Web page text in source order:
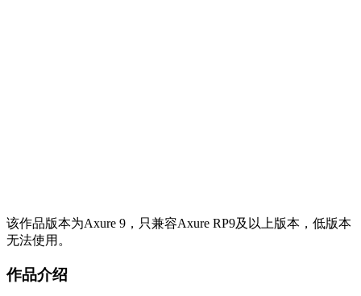
该作品版本为Axure 9，只兼容Axure RP9及以上版本，低版本
无法使用。
作品介绍